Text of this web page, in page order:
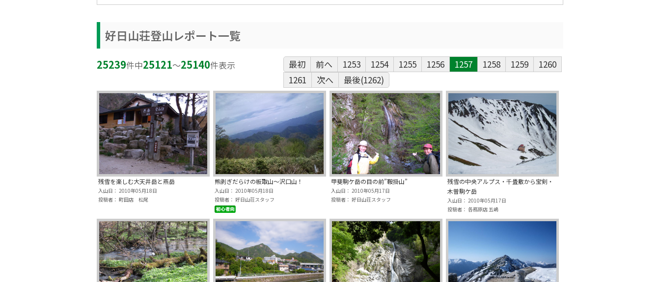
好日山荘登山レポート一覧
25239件中25121〜25140件表示 最初 前へ 1253 1254 1255 1256 1257 1258 1259
1260
1261
次へ 最後(1262)
残雪を楽しむ大天井岳と燕岳
入山日： 2010年05月18日
投稿者： 町田店 松尾
熊剥ぎだらけの板取山〜沢口山！
入山日： 2010年05月18日
投稿者： 好日山荘スタッフ
甲斐駒ケ岳の目の前”鞍掛山”
入山日： 2010年05月17日
投稿者： 好日山荘スタッフ
残雪の中央アルプス・千畳敷から宝剣・
木曽駒ケ岳
入山日： 2010年05月17日
投稿者： 各務原店 五嶋